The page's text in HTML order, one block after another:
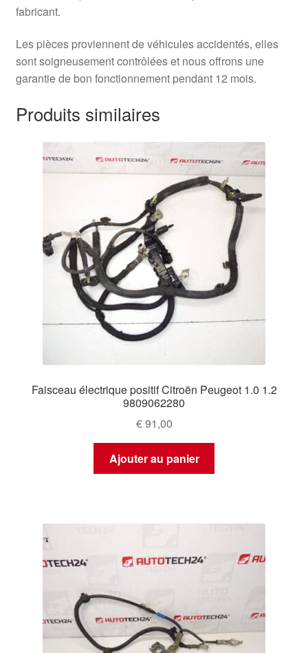
fabricant.
Les pièces proviennent de véhicules accidentés, elles
sont soigneusement contrôlées et nous offrons une
garantie de bon fonctionnement pendant 12 mois.
Produits similaires
Faisceau électrique positif Citroën Peugeot 1.0 1.2
9809062280
€91,00
Ajouter au panier